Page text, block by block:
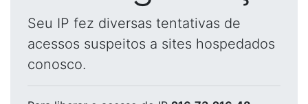
Seu IP fez diversas tentativas de
acessos suspeitos a sites hospedados
conosco.